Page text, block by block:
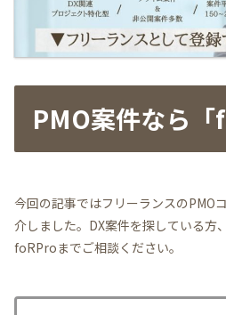
PMO案件なら「
今回の記事ではフリーランスのPMO
介しました。DX案件を探している方
foRProまでご相談ください。